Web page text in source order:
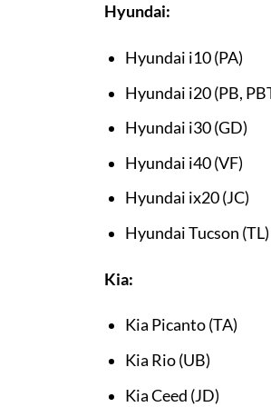
Hyundai:
Hyundai i10 (PA)
Hyundai i20 (PB,
Hyundai i30 (GD)
Hyundai i40 (VF)
Hyundai ix20 (JC)
Hyundai Tucson (TL)
Kia:
Kia Picanto (TA)
Kia Rio (UB)
Kia Ceed (JD)